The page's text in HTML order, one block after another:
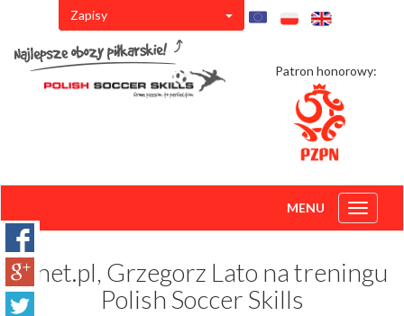
Zapisy
Patron honorowy:
Toggle
MENU
Onet.pl, Grzegorz Lato na treningu
Polish Soccer Skills